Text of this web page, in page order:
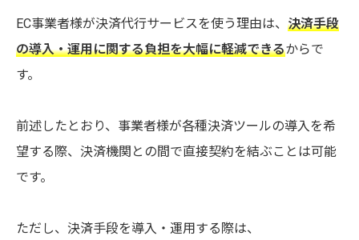
EC事業者様が決済代行サービスを使う理由は、 決済手段
の導入・運用に関する負担を大幅に軽減できるからで
す。
前述したとおり、事業者様が各種決済ツールの導入を希
望する際、決済機関との間で直接契約を結ぶことは可能
です。
ただし、決済手段を導入・運用する際は、